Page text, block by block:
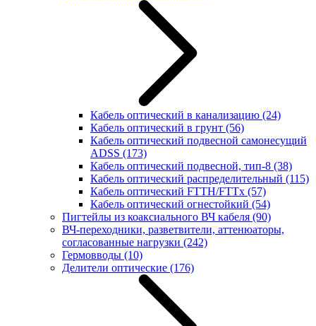
Кабель оптический в канализацию (24)
Кабель оптический в грунт (56)
Кабель оптический подвесной самонесущий
ADSS (173)
Кабель оптический подвесной, тип-8 (38)
Кабель оптический распределительный (115)
Кабель оптический FTTH/FTTx (57)
Кабель оптический огнестойкий (54)
Пигтейлы из коаксиального ВЧ кабеля (90)
ВЧ-переходники, разветвители, аттенюаторы,
согласованные нагрузки (242)
Гермовводы (10)
Делители оптические (176)